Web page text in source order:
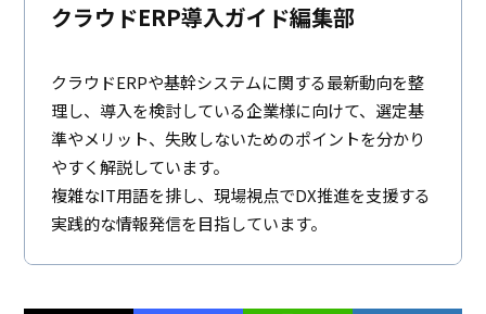
クラウドERP導入ガイド編集部
クラウドERPや基幹システムに関する最新動向を整
理し、導入を検討している企業様に向けて、選定基
準やメリット、失敗しないためのポイントを分かり
やすく解説しています。
複雑なIT用語を排し、現場視点でDX推進を支援する
実践的な情報発信を目指しています。